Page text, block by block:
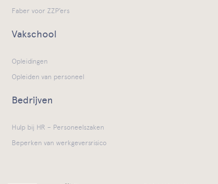
Faber voor ZZP’ers
Vakschool
Opleidingen
Opleiden van personeel
Bedrijven
Hulp bij HR – Personeelszaken
Beperken van werkgeversrisico